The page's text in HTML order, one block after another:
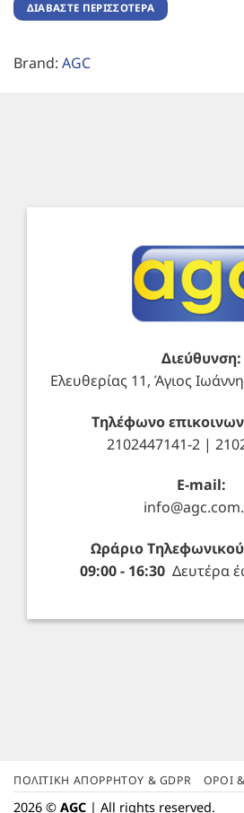
ΔΙΑΒΆΣΤΕ ΠΕΡΙΣΣΌΤΕΡΑ
Brand: AGC
Διεύθυνση:
Ελευθερίας 11, Άγιος
Τηλέφωνο
2102447141-2 |
E-mail:
Ωράριο
09:00 - 16:30Δευτέρα
ΠΟΛΙΤΙΚΉ ΑΠΟΡΡΉΤΟΥ & GDPR ΌΡΟΙ
2026 © AGC | All rights reserved.